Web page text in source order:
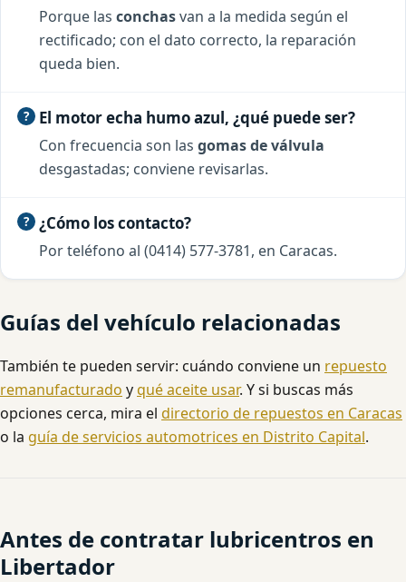
Porque las conchasvan a la medida según el
rectificado; con el dato correcto, la reparación
queda bien.
El motor echa humo azul, ¿qué puede ser?
Con frecuencia son las gomas de válvula
desgastadas; conviene revisarlas.
¿Cómo los contacto?
Por teléfono al (0414) 577-3781, en Caracas.
Guías del vehículo relacionadas
También te pueden servir: cuándo conviene un repuesto
remanufacturado yqué aceite usar. Y si buscas más
opciones cerca, mira el directorio de repuestos en Caracas
o la guía de servicios automotrices en Distrito Capital.
Antes de contratar lubricentros en
Libertador